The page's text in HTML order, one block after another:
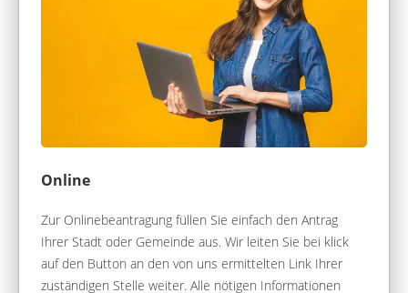
Online
Zur Onlinebeantragung füllen Sie einfach den Antrag
Ihrer Stadt oder Gemeinde aus. Wir leiten Sie bei klick
auf den Button an den von uns ermittelten Link Ihrer
zuständigen Stelle weiter. Alle nötigen Informationen